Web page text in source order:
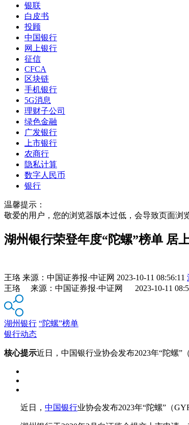
银联
白皮书
投顾
中国银行
网上银行
征信
CFCA
区块链
手机银行
5G消息
理财子公司
绿色金融
广发银行
上市银行
农商行
隐私计算
数字人民币
银行
温馨提示：
敬爱的用户，您的浏览器版本过低，会导致页面浏
湖州银行荣登年度“陀螺”榜单 居
王珞 来源： 中国证券报·中证网 2023-10-11 08:56:11
王珞 来源：中国证券报·中证网 2023-10-11
湖州银行 “陀螺”榜单
银行动态
核心提示近日，中国银行业协会发布2023年“陀螺”
近日， 中国银行业协会发布2023年“陀螺”（